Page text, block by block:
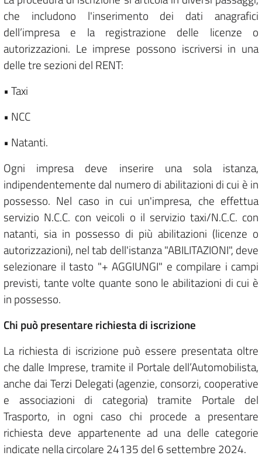
che includono l'inserimento dei dati anagrafici
dell’impresa e la registrazione delle licenze o
autorizzazioni. Le imprese possono iscriversi in una
delle tre sezioni del RENT:
• Taxi
• NCC
• Natanti.
Ogni impresa deve inserire una sola istanza,
indipendentemente dal numero di abilitazioni di cui è in
possesso. Nel caso in cui un'impresa, che effettua
servizio N.C.C. con veicoli o il servizio taxi/N.C.C. con
natanti, sia in possesso di più abilitazioni (licenze o
autorizzazioni), nel tab dell'istanza "ABILITAZIONI", deve
selezionare il tasto "+ AGGIUNGI" e compilare i campi
previsti, tante volte quante sono le abilitazioni di cui è
in possesso.
Chi può presentare richiesta di iscrizione
La richiesta di iscrizione può essere presentata oltre
che dalle Imprese, tramite il Portale dell’Automobilista,
anche dai Terzi Delegati (agenzie, consorzi, cooperative
e associazioni di categoria) tramite Portale del
Trasporto, in ogni caso chi procede a presentare
richiesta deve appartenente ad una delle categorie
indicate nella circolare 24135 del 6 settembre 2024.